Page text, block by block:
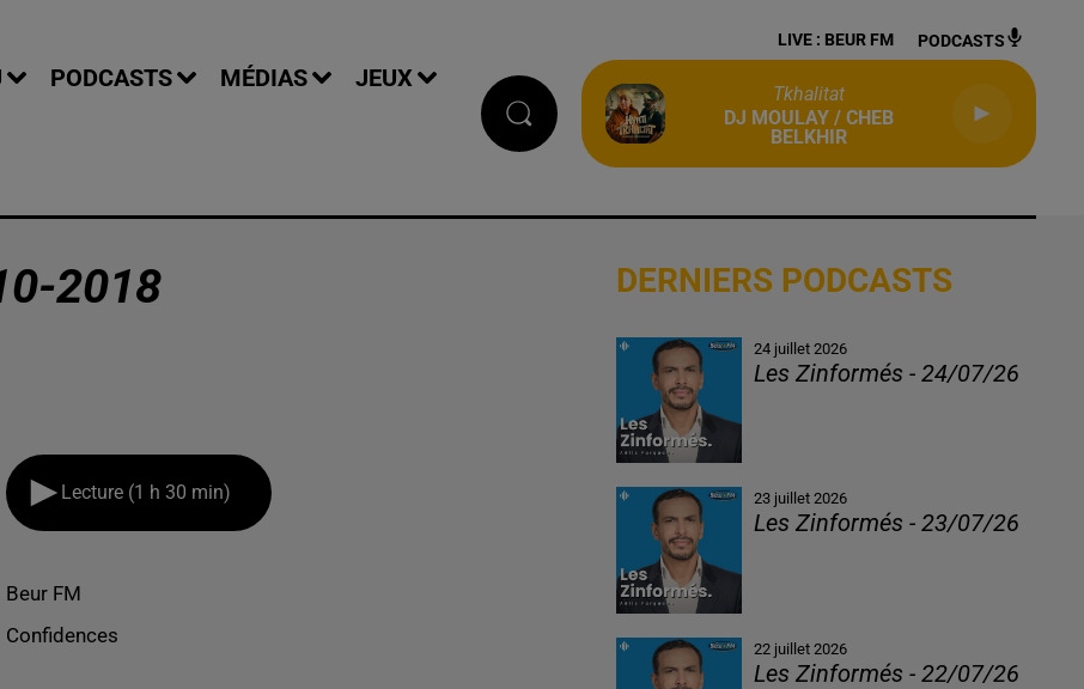
PODCASTS MÉDIAS JEUX
LIVE : BEUR FM PODCASTS
Tkhalitat
DJ MOULAY / CHEB
BELKHIR
2018
Lecture (1 h 30 min)
Beur FM
Confidences
DERNIERS PODCASTS
24 juillet 2026
Les Zinformés - 24/07/26
23 juillet 2026
Les Zinformés - 23/07/26
22 juillet 2026
Les Zinformés - 22/07/26